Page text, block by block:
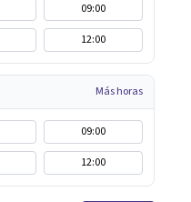
09:00
12:00
Más horas
09:00
12:00